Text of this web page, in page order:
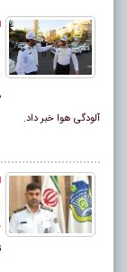
آلودگی هوا خبر داد.